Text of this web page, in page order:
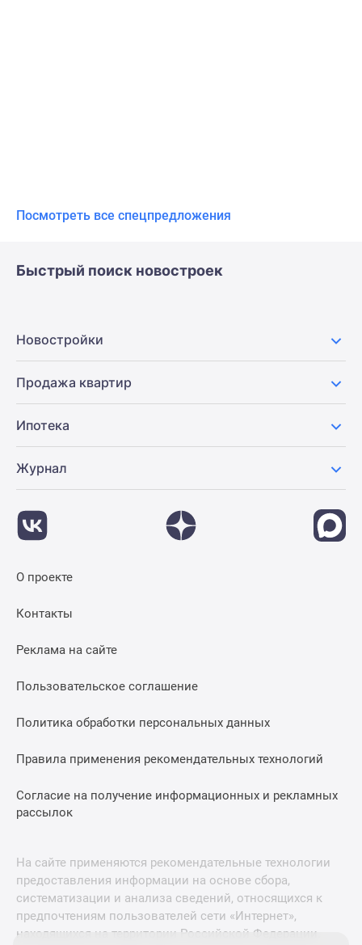
Посмотреть все спецпредложения
Быстрый поиск новостроек
Новостройки
Продажа квартир
Ипотека
Журнал
О проекте
Контакты
Реклама на сайте
Пользовательское соглашение
Политика обработки персональных данных
Правила применения рекомендательных технологий
Согласие на получение информационных и рекламных
рассылок
На сайте применяются рекомендательные технологии
предоставления информации на основе сбора,
систематизации и анализа сведений, относящихся к
предпочтениям пользователей сети «Интернет»,
находящихся на территории Российской Федерации.